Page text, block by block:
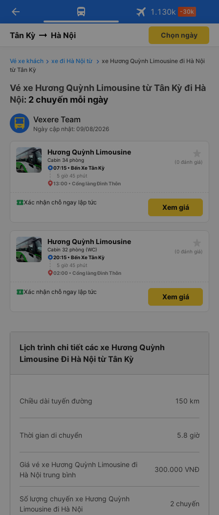
Tải app Vexere ngay!
Nhận ưu đãi thành viên độc
Mở app
Tải app Vexere
-30k/ghế khi đặt vé máy bay qua
Mở app
arrow_back 1.130k -30k
Tân Kỳ Hà Nội Chọn ngày
Vé xe khách xe đi Hà Nội từ
xe Hương Quỳnh Limousine đi Hà Nội
từ Tân Kỳ
Vé xe Hương Quỳnh Limousine từ Tân Kỳ đi Hà
Nội: 2 chuyến mỗi ngày
Vexere Team
Ngày cập nhật: 09/08/2026
Hương Quỳnh Limousine
Cabin 34 phòng
(0 đánh giá)
07:15 • Bến Xe Tân Kỳ
5 giờ 45 phút
13:00 • Cổng làng Đình Thôn
Xác nhận chỗ ngay lập tức
Xem giá
Hương Quỳnh Limousine
Cabin 32 phòng (WC)
(0 đánh giá)
20:15 • Bến Xe Tân Kỳ
5 giờ 45 phút
02:00 • Cổng làng Đình Thôn
Xác nhận chỗ ngay lập tức
Xem giá
Lịch trình chi tiết các xe Hương Quỳnh
Limousine Đi Hà Nội từ Tân Kỳ
Chiều dài tuyến đường 150 km
Thời gian di chuyển 5.8 giờ
Giá vé xe Hương Quỳnh Limousine đi
Hà Nội trung bình
300.000 VNĐ
Số lượng chuyến xe Hương Quỳnh
Limousine đi Hà Nội
2 chuyến